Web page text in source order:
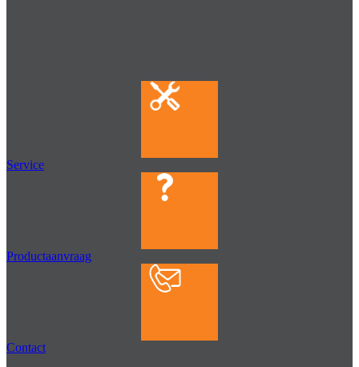
Service
Productaanvraag
Contact